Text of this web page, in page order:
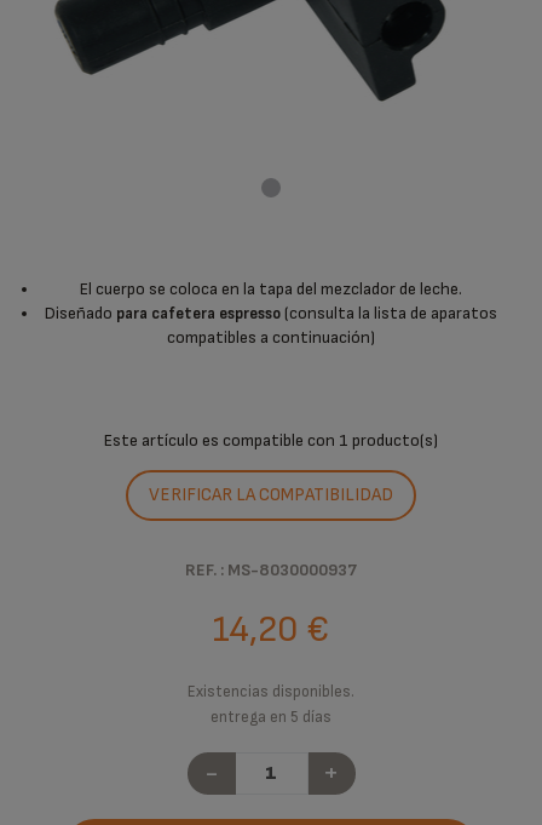
El cuerpo se coloca en la tapa del mezclador de leche.
Diseñado para cafetera espresso (consulta la lista de aparatos
compatibles a continuación)
Este artículo es compatible con 1 producto(s)
VERIFICAR LA COMPATIBILIDAD
REF. : MS-8030000937
14,20 €
Existencias disponibles.
entrega en 5 días
- +